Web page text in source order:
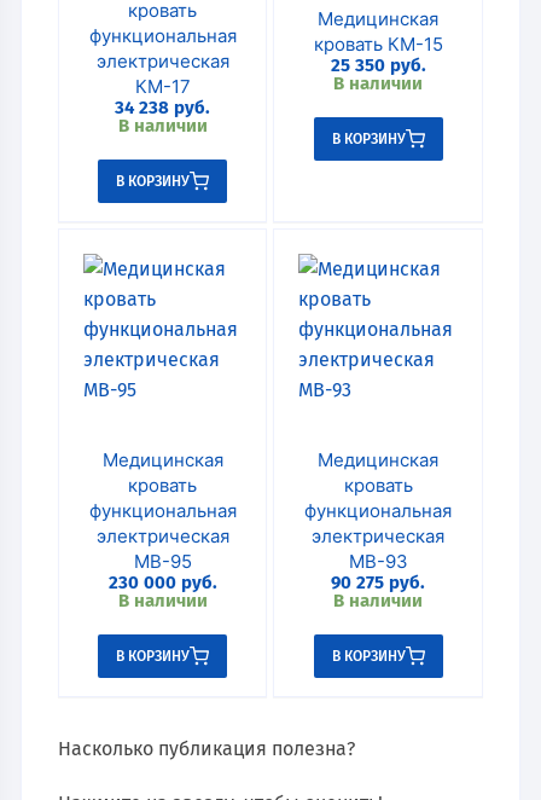
кровать
функциональная
электрическая
КМ-17
34 238 руб.
В наличии
В КОРЗИНУ
Медицинская
кровать КМ-15
25 350 руб.
В наличии
В КОРЗИНУ
Медицинская
кровать
функциональная
электрическая
МВ-95
230 000 руб.
В наличии
В КОРЗИНУ
Медицинская
кровать
функциональная
электрическая
МВ-93
90 275 руб.
В наличии
В КОРЗИНУ
Насколько публикация полезна?